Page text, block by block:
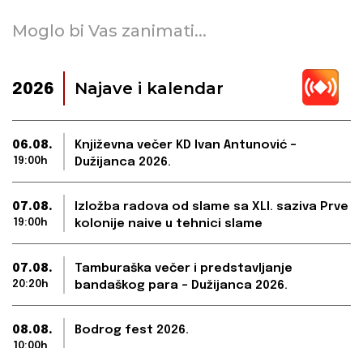
Moglo bi Vas zanimati...
2026 Najave i kalendar
06.08.
19:00h
Književna večer KD Ivan Antunović –
Dužijanca 2026.
07.08.
19:00h
Izložba radova od slame sa XLI. saziva Prve
kolonije naive u tehnici slame
07.08.
20:20h
Tamburaška večer i predstavljanje
bandaškog para – Dužijanca 2026.
08.08. Bodrog fest 2026.